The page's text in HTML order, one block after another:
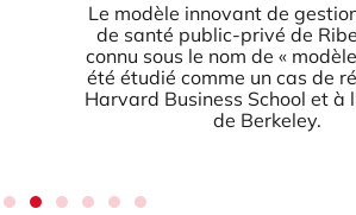
Le modèle innovant de
de santé public-privé de
connu sous le nom de «
été étudié comme un cas de
Harvard Business School et à
de Berkeley.